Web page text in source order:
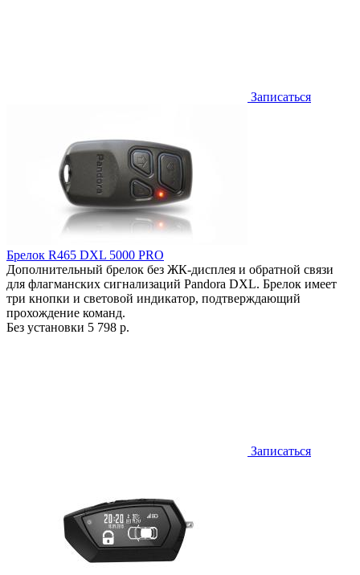
Записаться
Брелок R465 DXL 5000 PRO
Дополнительный брелок без ЖК-дисплея и обратной связи
для флагманских сигнализаций Pandora DXL. Брелок имеет
три кнопки и световой индикатор, подтверждающий
прохождение команд.
Без установки 5 798 р.
Записаться